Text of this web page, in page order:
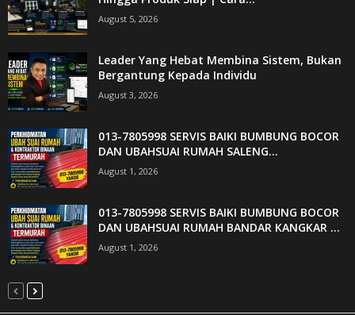
August 5, 2026
Leader Yang Hebat Membina Sistem, Bukan
Bergantung Kepada Individu
August 3, 2026
013-7805998 SERVIS BAIKI BUMBUNG BOCOR
DAN UBAHSUAI RUMAH SALENG...
August 1, 2026
013-7805998 SERVIS BAIKI BUMBUNG BOCOR
DAN UBAHSUAI RUMAH BANDAR KANGKAR ...
August 1, 2026